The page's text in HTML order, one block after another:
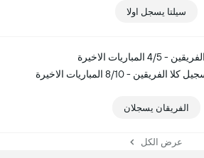
سيلتا يسجل اولا
الاخيرة
- 8/10 المباريات الاخيرة
الفريقان يسجلان
عرض الكل